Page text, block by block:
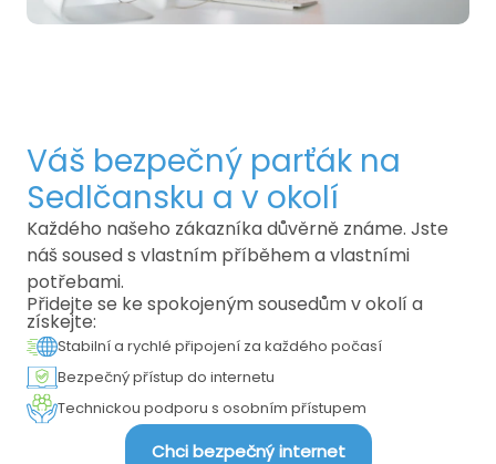
Váš bezpečný parťák na
Sedlčansku a v okolí
Každého našeho zákazníka důvěrně známe. Jste
náš soused s vlastním příběhem a vlastními
potřebami.
Přidejte se ke spokojeným sousedům v okolí a
získejte:
Stabilní a rychlé připojení za každého počasí
Bezpečný přístup do internetu
Technickou podporu s osobním přístupem
Chci bezpečný internet